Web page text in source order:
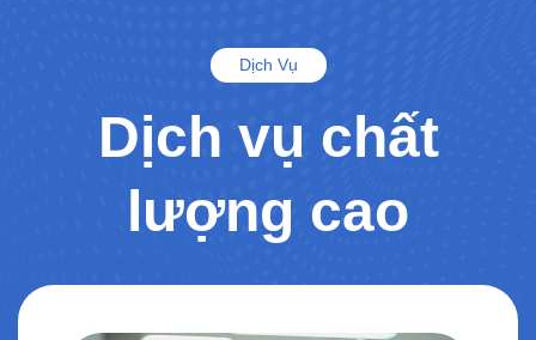
Dịch Vụ
Dịch vụ chất
lượng cao